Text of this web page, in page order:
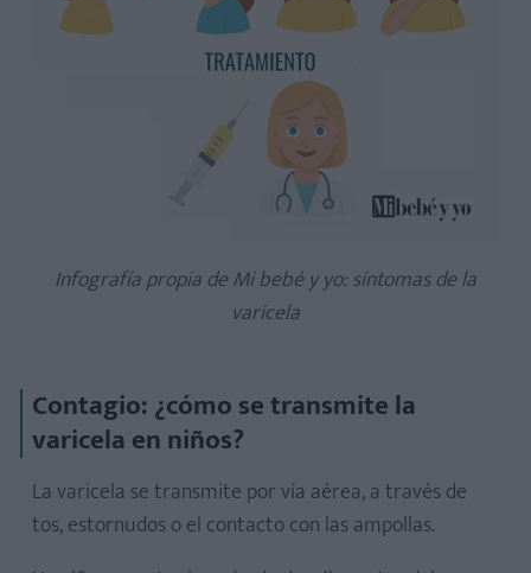
Infografía propia de Mi bebé y yo: síntomas de la
varicela
Contagio: ¿cómo se transmite la
varicela en niños?
La varicela se transmite por vía aérea, a través de
tos, estornudos o el contacto con las ampollas.